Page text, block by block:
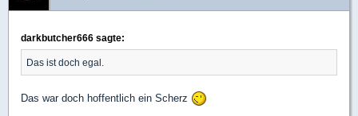
darkbutcher666 sagte:
Das ist doch egal.
Das war doch hoffentlich ein Scherz